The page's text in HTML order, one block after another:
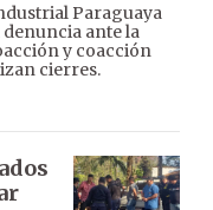
Paraguaya
ante la
y coacción
cierres.